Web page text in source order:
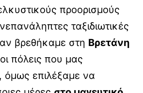
προορισμούς
ταξιδιωτικές
βρεθήκαμε στη Βρετάνη
πόλεις που μας
όμως επιλέξαμε να